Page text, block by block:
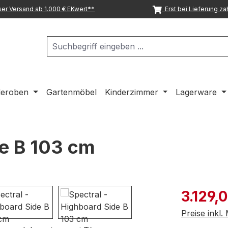
Versand ab 1.000 € EKwert** Erst bei Lieferung
Gartenmöbel Kinderzimmer Lagerware
B 103 cm
Preise inkl.